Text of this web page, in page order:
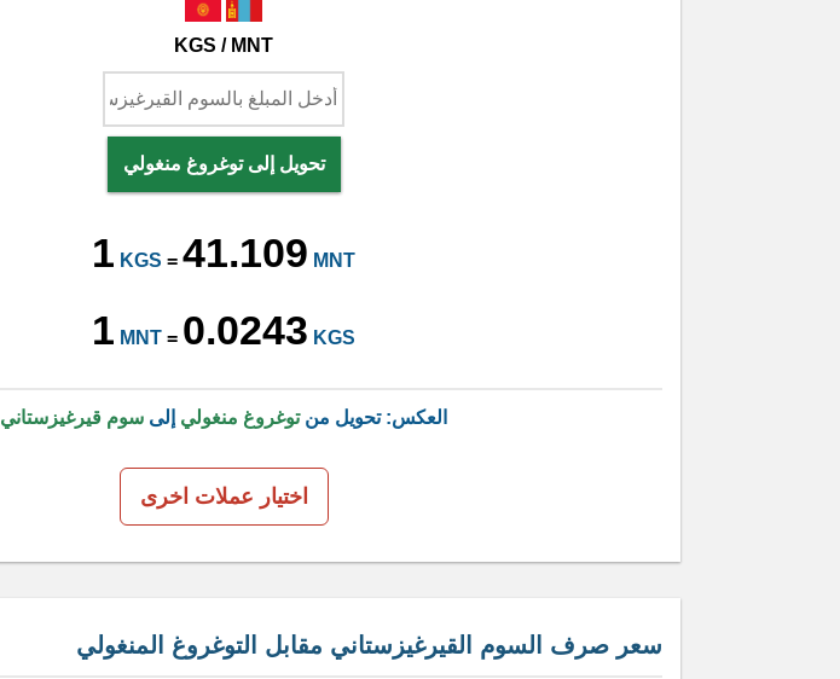
KGS / MNT
تحويل إلى توغروغ منغولي
1 KGS = 41.109 MNT
1 MNT = 0.0243 KGS
العكس: تحويل منتوغروغ منغولي إلى سوم قيرغيزستاني
اختيار عملات اخرى
سعر صرف السوم القيرغيزستاني مقابل التوغروغ المنغولي